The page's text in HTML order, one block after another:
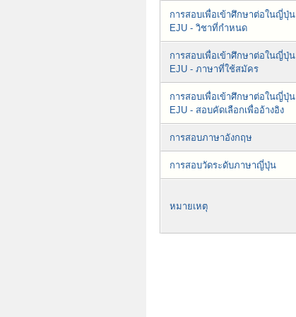
การสอบเพื่อเข้าศึกษาต่อในญี่ปุ่น
EJU - วิชาที่กำหนด
การสอบเพื่อเข้าศึกษาต่อในญี่ปุ่น
EJU - ภาษาที่ใช้สมัคร
การสอบเพื่อเข้าศึกษาต่อในญี่ปุ่น
EJU - สอบคัดเลือกเพื่ออ้างอิง
การสอบภาษาอังกฤษ
การสอบวัดระดับภาษาญี่ปุ่น
หมายเหตุ